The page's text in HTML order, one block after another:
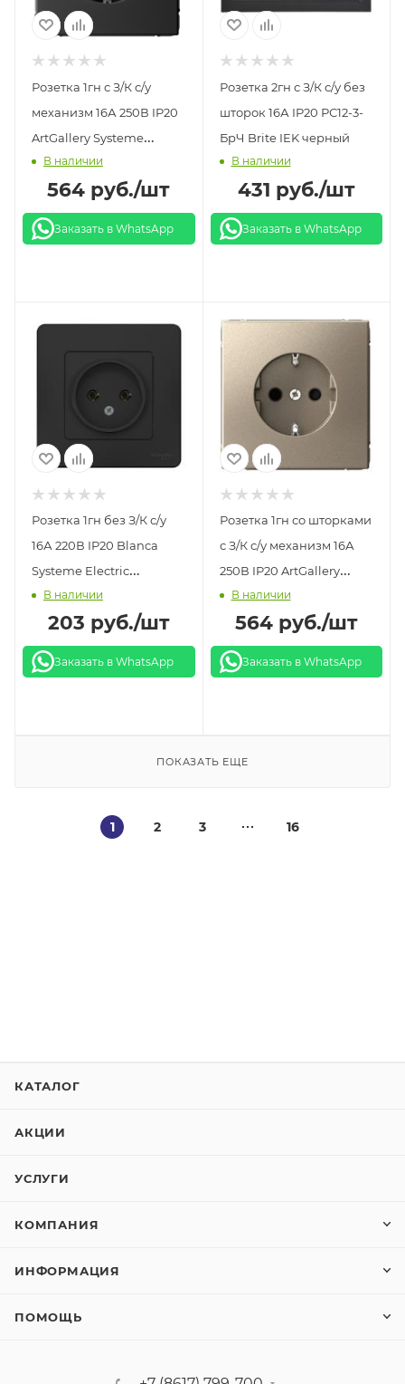
Розетка 1гн с З/К с/у
механизм 16А 250В IP20
ArtGallery Systeme
Electric карбон
В наличии
564 руб./шт
Заказать в WhatsApp
Розетка 2гн с З/К с/у без
шторок 16А IP20 РС12-3-
БрЧ Brite IEK черный
В наличии
431 руб./шт
Заказать в WhatsApp
Розетка 1гн без З/К с/у
16А 220В IP20 Blanca
Systeme Electric
антрацит
В наличии
203 руб./шт
Заказать в WhatsApp
Розетка 1гн со шторками
с З/К с/у механизм 16А
250В IP20 ArtGallery
Systeme Electric
шампань
В наличии
564руб./шт
Заказать в WhatsApp
ПОКАЗАТЬ ЕЩЕ
1 2 3 16
КАТАЛОГ
АКЦИИ
УСЛУГИ
КОМПАНИЯ
ИНФОРМАЦИЯ
ПОМОЩЬ